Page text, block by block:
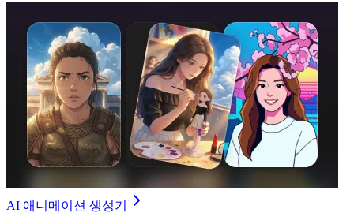
AI 애니메이션 생성기